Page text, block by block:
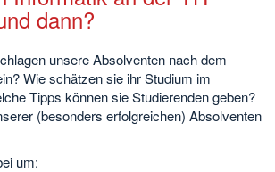
dann?
unsere Absolventen nach dem
Wie schätzen sie ihr Studium im
Tipps können sie Studierenden geben?
(besonders erfolgreichen) Absolventen
um: